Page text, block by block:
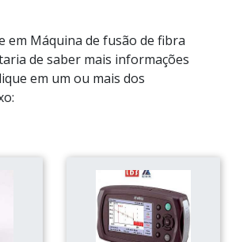
em Máquina de fusão de fibra
de saber mais informações
em um ou mais dos